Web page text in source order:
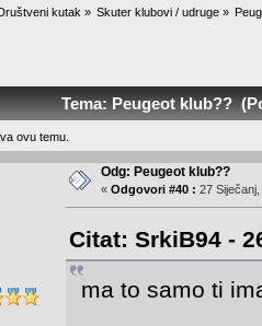
Društveni kutak » Skuter klubovi / udruge»
Tema: Peugeot klub??
ovu temu.
Odg: Peugeot klub??
« Odgovori #40 : 27
Citat: SrkiB94 -
ma to samo ti